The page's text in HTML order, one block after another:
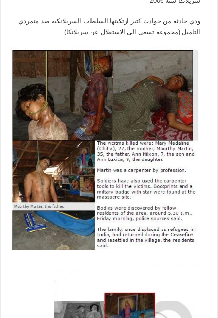
ودي حادثة من حوادث كتير ارتكبتها السلطات السريلانكية ضد متمردي
التاميل (مجموعة تسعي الي الاستقلال عن سريلانكا)